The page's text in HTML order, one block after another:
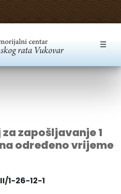
☰
zapošljavanje 1
određeno vrijeme
1-26-12-1